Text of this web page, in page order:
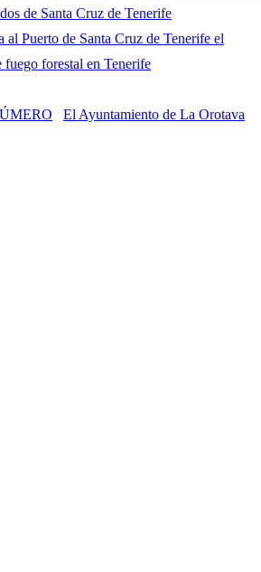
de Santa Cruz de Tenerife
al Puerto de Santa Cruz de Tenerife el
fuego forestal en Tenerife
El Ayuntamiento de La Orotava